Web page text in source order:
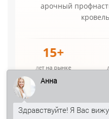
арочный
15+
лет на рынке
✓ Гарантия до 10–15
Анна
Здравствуйте! Я Вас